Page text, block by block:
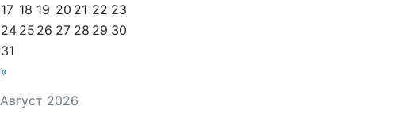
Август 2026
«
17 18 19 20 21 22 23
24 25 26 27 28 29 30
31